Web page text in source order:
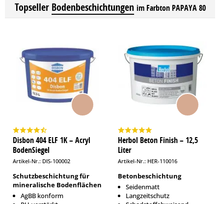
Topseller Bodenbeschichtungen im Farbton PAPAYA 80
Disbon 404 ELF 1K – Acryl
BodenSiegel
Artikel-Nr.: DIS-100002
Schutzbeschichtung für
mineralische Bodenflächen
AgBB konform
Herbol Beton Finish – 12,5
Liter
Artikel-Nr.: HER-110016
Betonbeschichtung
Seidenmatt
Langzeitschutz